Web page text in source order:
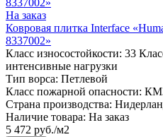
На заказ
Ковровая плитка Interface
8337002»
Класс износостойкости: 33
интенсивные нагрузки
Тип ворса: Петлевой
Класс пожарной опасности:
Страна производства:
Наличие товара: На заказ
5 472 руб./м2